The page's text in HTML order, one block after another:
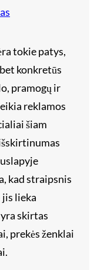
tokie patys,
konkretūs
pramogų ir
reklamos
šiam
kad straipsnis
jis lieka
skirtas
prekės ženklai